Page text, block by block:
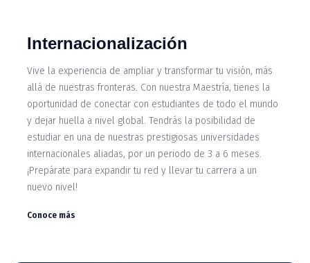
Internacionalización
Vive la experiencia de ampliar y transformar tu visión, más
allá de nuestras fronteras. Con nuestra Maestría, tienes la
oportunidad de conectar con estudiantes de todo el mundo
y dejar huella a nivel global. Tendrás la posibilidad de
estudiar en una de nuestras prestigiosas universidades
internacionales aliadas, por un periodo de 3 a 6 meses.
¡Prepárate para expandir tu red y llevar tu carrera a un
nuevo nivel!
Conoce más